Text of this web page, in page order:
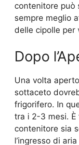
contenitore può
sempre meglio
delle cipolle per
Dopo
Una volta
sottaceto
frigorifero. In
tra i 2-3 mesi. È
contenitore sia
l’ingresso di